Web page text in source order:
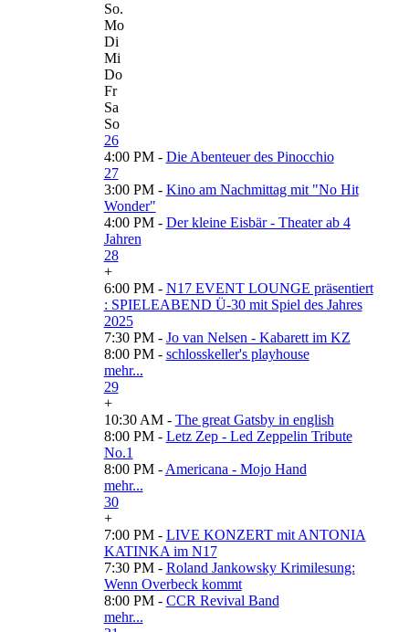
So.
Mo
Di
Mi
Do
Fr
Sa
So
26
4:00 PM - Die Abenteuer des Pinocchio
27
3:00 PM - Kino am Nachmittag mit "No Hit
Wonder"
4:00 PM - Der kleine Eisbär - Theater ab 4
Jahren
28
+
6:00 PM - N17 EVENT LOUNGE präsentiert
: SPIELEABEND Ü-30 mit Spiel des Jahres
2025
7:30 PM - Jo van Nelsen - Kabarett im KZ
8:00 PM - schlosskeller's playhouse
mehr...
29
+
10:30 AM - The great Gatsby in english
8:00 PM - Letz Zep - Led Zeppelin Tribute
No.1
8:00 PM - Americana - Mojo Hand
mehr...
30
+
7:00 PM - LIVE KONZERT mit ANTONIA
KATINKA im N17
7:30 PM - Roland Jankowsky Krimilesung:
Wenn Overbeck kommt
8:00 PM - CCR Revival Band
mehr...